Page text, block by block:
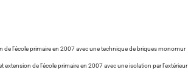
de l’école primaire en 2007 avec une technique de briques monomur
de l’école primaire en 2007 avec une isolation par l’extérieur